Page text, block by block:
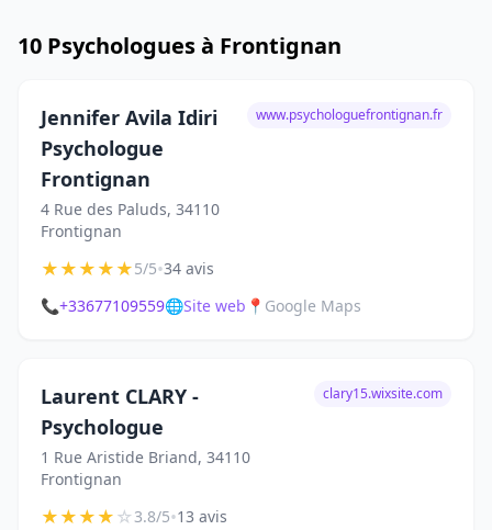
10 Psychologues à Frontignan
Jennifer Avila Idiri
Psychologue
Frontignan
4 Rue des Paluds, 34110
Frontignan
www.psychologuefrontignan.fr
★★★★★5/5•34 avis
📞+33677109559🌐Site web 📍 Google Maps
Laurent CLARY -
Psychologue
1 Rue Aristide Briand, 34110
Frontignan
clary15.wixsite.com
★★★★☆3.8/5•13 avis